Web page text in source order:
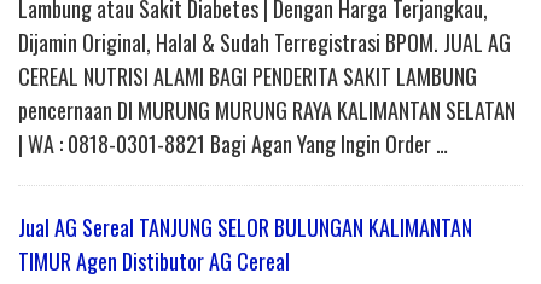
Lambung atau Sakit Diabetes | Dengan Harga Terjangkau,
Dijamin Original, Halal & Sudah Terregistrasi BPOM. JUAL AG
CEREAL NUTRISI ALAMI BAGI PENDERITA SAKIT LAMBUNG
pencernaan DI MURUNG MURUNG RAYA KALIMANTAN SELATAN
| WA : 0818-0301-8821 Bagi Agan Yang Ingin Order …
Jual AG Sereal TANJUNG SELOR BULUNGAN KALIMANTAN
TIMUR Agen Distibutor AG Cereal